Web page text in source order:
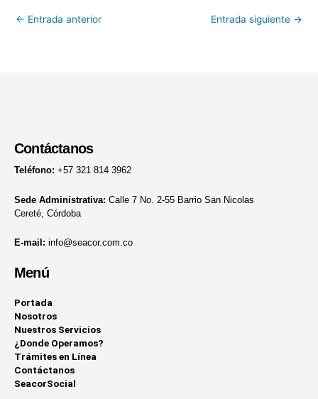
← Entrada anterior Entrada siguiente →
Contáctanos
Teléfono: +57 321 814 3962
Sede Administrativa: Calle 7 No. 2-55 Barrio San Nicolas
Cereté, Córdoba
E-mail: info@seacor.com.co
Menú
Portada
Nosotros
Nuestros Servicios
¿Donde Operamos?
Trámites en Línea
Contáctanos
SeacorSocial